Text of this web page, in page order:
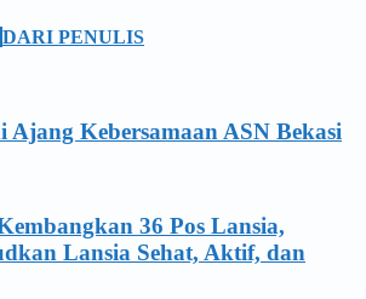
DARI PENULIS
Ajang Kebersamaan ASN Bekasi
36 Pos Lansia,
Lansia Sehat, Aktif, dan